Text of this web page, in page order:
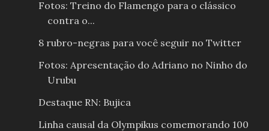
Fotos: Treino do Flamengo para o clássico
contra o...
8 rubro-negras para você seguir no Twitter
Fotos: Apresentação do Adriano no Ninho do
Urubu
Destaque RN: Bujica
Linha causal da Olympikus comemorando 100